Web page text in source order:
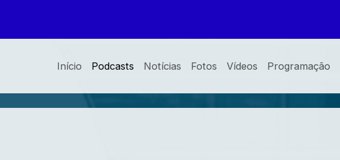
Início Podcasts Notícias Fotos Vídeos Programação